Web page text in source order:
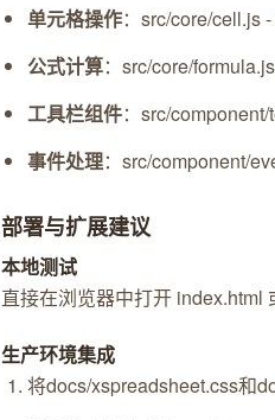
单元格操作：src/core/cell.js
公式计算：src/core/
工具栏组件：src/
事件处理：src/component/
部署与扩展建议
本地测试
直接在浏览器中打开 index.html
生产环境集成
将docs/xspreadsheet.css和